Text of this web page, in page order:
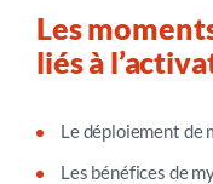
Les
liés à
Le déploiement de
Les bénéfices de